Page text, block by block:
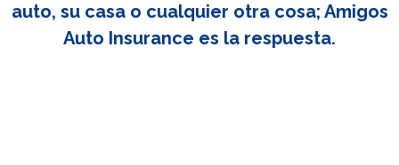
auto, su casa o cualquier otra cosa; Amigos
Auto Insurance es la respuesta.